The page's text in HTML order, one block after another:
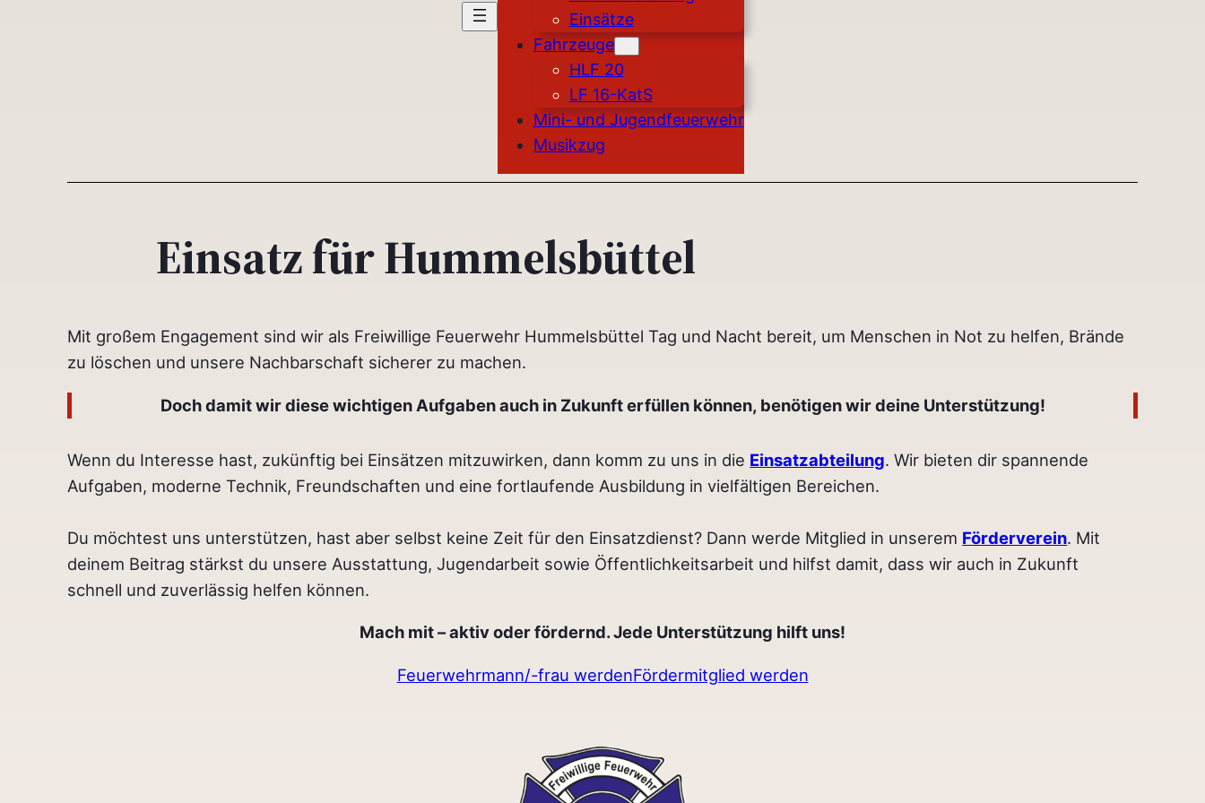
Einsätze
Fahrzeuge
HLF 20
LF 16-KatS
Mini- und Jugendfeuerwehr
Musikzug
Einsatz für Hummelsbüttel
Mit großem Engagement sind wir als Freiwillige Feuerwehr Hummelsbüttel Tag und Nacht bereit, um Menschen in Not zu helfen, Brände
zu löschen und unsere Nachbarschaft sicherer zu machen.
Doch damit wir diese wichtigen Aufgaben auch in Zukunft erfüllen können, benötigen wir deine Unterstützung!
Wenn du Interesse hast, zukünftig bei Einsätzen mitzuwirken, dann komm zu uns in die Einsatzabteilung. Wir bieten dir spannende
Aufgaben, moderne Technik, Freundschaften und eine fortlaufende Ausbildung in vielfältigen Bereichen.
Du möchtest uns unterstützen, hast aber selbst keine Zeit für den Einsatzdienst? Dann werde Mitglied in unserem Förderverein. Mit
deinem Beitrag stärkst du unsere Ausstattung, Jugendarbeit sowie Öffentlichkeitsarbeit und hilfst damit, dass wir auch in Zukunft
schnell und zuverlässig helfen können.
Mach mit – aktiv oder fördernd. Jede Unterstützung hilft uns!
Feuerwehrmann/-frau werdenFördermitglied werden